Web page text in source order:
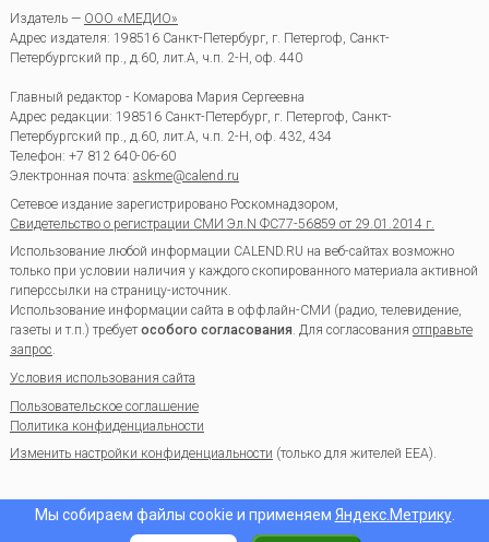
Издатель — ООО «МЕДИО»
Адрес издателя: 198516 Санкт-Петербург, г. Петергоф, Санкт-
Петербургский пр., д.60, лит.А, ч.п. 2-Н, оф. 440
Главный редактор - Комарова Мария Сергеевна
Адрес редакции: 198516 Санкт-Петербург, г. Петергоф, Санкт-
Петербургский пр., д.60, лит.А, ч.п. 2-Н, оф. 432, 434
Телефон: +7 812 640-06-60
Электронная почта: askme@calend.ru
Сетевое издание зарегистрировано Роскомнадзором,
Свидетельство о регистрации СМИ Эл.N ФС77-56859 от 29.01.2014 г.
Использование любой информации CALEND.RU на веб-сайтах возможно
только при условии наличия у каждого скопированного материала активной
гиперссылки на страницу-источник.
Использование информации сайта в оффлайн-СМИ (радио, телевидение,
газеты и т.п.) требуетособого согласования. Для согласования отправьте
запрос.
Условия использования сайта
Пользовательское соглашение
Политика конфиденциальности
Изменить настройки конфиденциальности (только для жителей EEA).
Мы собираем файлы cookie и применяем Яндекс.Метрику.